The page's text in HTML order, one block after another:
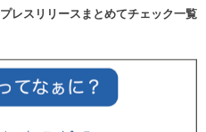
プレスリリースまとめてチェック一覧